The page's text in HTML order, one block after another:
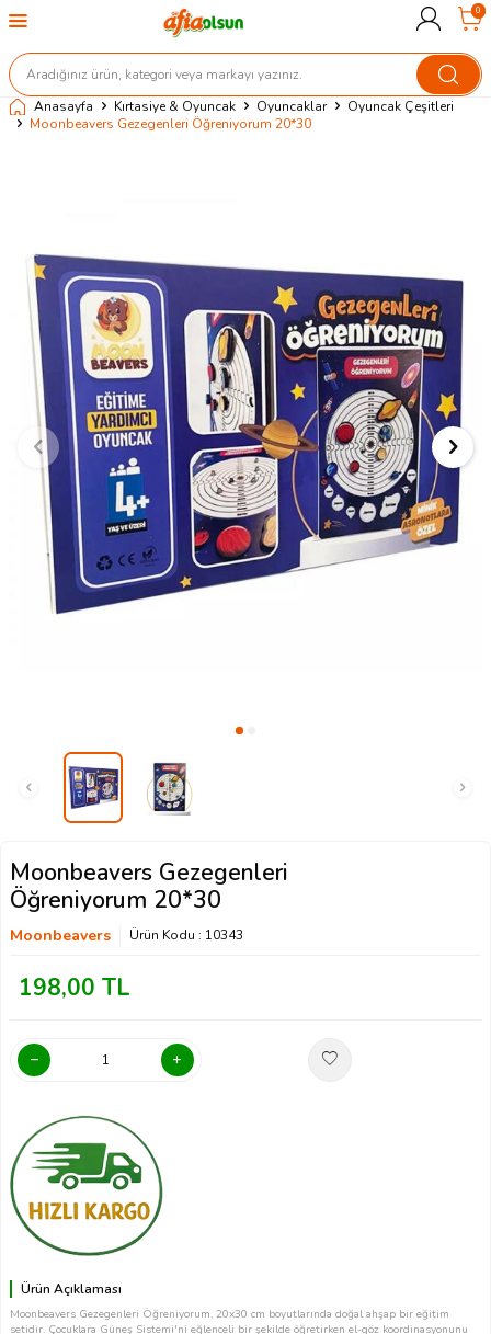
0
Anasayfa Kırtasiye & Oyuncak Oyuncaklar
Oyuncak Çeşitleri
Moonbeavers Gezegenleri Öğreniyorum 20*30
Moonbeavers Gezegenleri
Öğreniyorum 20*30
Moonbeavers Ürün Kodu : 10343
198,00 TL
Ürün Açıklaması
Moonbeavers Gezegenleri Öğreniyorum, 20x30 cm boyutlarında doğal ahşap bir eğitim
setidir. Çocuklara Güneş Sistemi'ni eğlenceli bir şekilde öğretirken el-göz koordinasyonunu